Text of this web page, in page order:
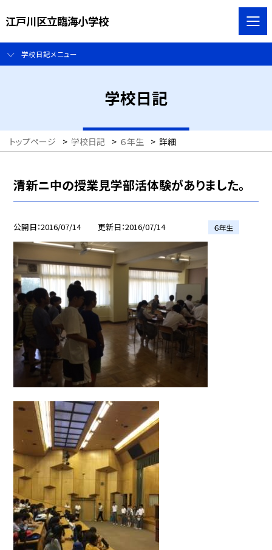
江戸川区立臨海小学校
学校日記メニュー
学校日記
トップページ > 学校日記 > ６年生 > 詳細
清新ニ中の授業見学部活体験がありました。
公開日 2016/07/14 更新日 2016/07/14 ６年生